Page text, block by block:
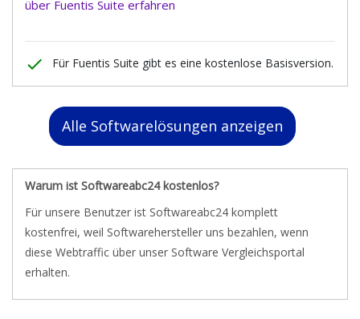
über Fuentis Suite erfahren
done Für Fuentis Suite gibt es eine kostenlose Basisversion.
Alle Softwarelösungen anzeigen
Warum ist Softwareabc24 kostenlos?
Für unsere Benutzer ist Softwareabc24 komplett
kostenfrei, weil Softwarehersteller uns bezahlen, wenn
diese Webtraffic über unser Software Vergleichsportal
erhalten.